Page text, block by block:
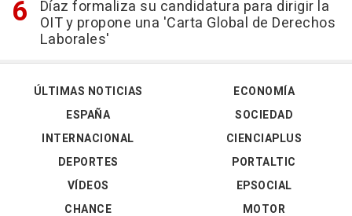
Díaz formaliza su candidatura para dirigir la
OIT y propone una 'Carta Global de Derechos
Laborales'
ÚLTIMAS NOTICIAS
ESPAÑA
INTERNACIONAL
DEPORTES
VÍDEOS
ECONOMÍA
SOCIEDAD
CIENCIAPLUS
PORTALTIC
EPSOCIAL
CHANCE
MOTOR